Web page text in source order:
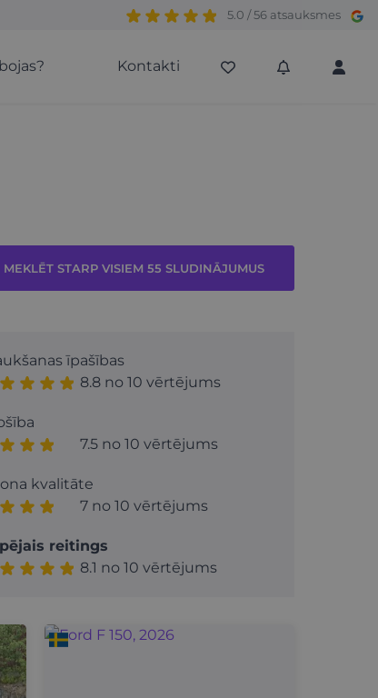
5.0 / 56 atsauksmes
Kontakti
MEKLĒT STARP VISIEM 55 SLUDINĀJUMUS
īpašības
8.8 no 10 vērtējums
7.5 no 10 vērtējums
kvalitāte
7 no 10 vērtējums
reitings
8.1 no 10 vērtējums